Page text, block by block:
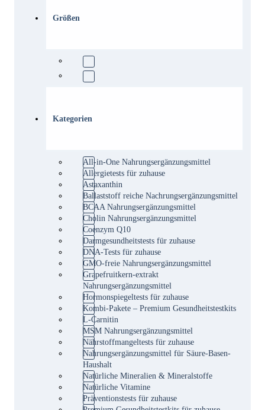
Größen
Kategorien
All-in-One Nahrungsergänzungsmittel
Allergietests für zuhause
Astaxanthin
Ballaststoff reiche Nachrungsergänzungsmittel
BCAA Nahrungsergänzungsmittel
Cholin Nahrungsergänzungsmittel
Coenzym Q10
Darmgesundheitstests für zuhause
DNA-Tests für zuhause
GMO-freie Nahrungsergänzungsmittel
Grapefruitkern-extrakt
Nahrungsergänzungsmittel
Hormonspiegeltests für zuhause
Kombi-Pakete – Premium Gesundheitstestkits
L-Carnitin
MSM Nahrungsergänzungsmittel
Nährstoffmangeltests für zuhause
Nahrungsergänzungsmittel für Säure-Basen-
Haushalt
Natürliche Mineralien & Mineralstoffe
Natürliche Vitamine
Präventionstests für zuhause